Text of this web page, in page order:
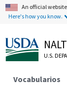
An official
Here's how you know.
U.S.
Vocabularios